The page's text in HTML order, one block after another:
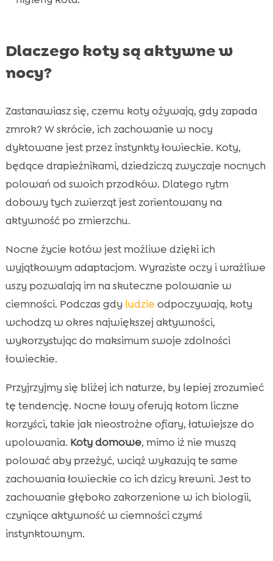
Dlaczego koty są aktywne w
nocy?
Zastanawiasz się, czemu koty ożywają, gdy zapada
zmrok? W skrócie, ich zachowanie w nocy
dyktowane jest przez instynkty łowieckie. Koty,
będące drapieżnikami, dziedziczą zwyczaje nocnych
polowań od swoich przodków. Dlatego rytm
dobowy tych zwierząt jest zorientowany na
aktywność po zmierzchu.
Nocne życie kotów jest możliwe dzięki ich
wyjątkowym adaptacjom. Wyraziste oczy i wrażliwe
uszy pozwalają im na skuteczne polowanie w
ciemności. Podczas gdy ludzie odpoczywają, koty
wchodzą w okres największej aktywności,
wykorzystując do maksimum swoje zdolności
łowieckie.
Przyjrzyjmy się bliżej ich naturze, by lepiej zrozumieć
tę tendencję. Nocne łowy oferują kotom liczne
korzyści, takie jak nieostrożne ofiary, łatwiejsze do
upolowania. Koty domowe, mimo iż nie muszą
polować aby przeżyć, wciąż wykazują te same
zachowania łowieckie co ich dzicy krewni. Jest to
zachowanie głęboko zakorzenione w ich biologii,
czyniące aktywność w ciemności czymś
instynktownym.